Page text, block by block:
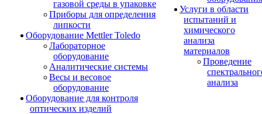
газовой среды в упаковке
Приборы для определения
липкости
Оборудование Mettler Toledo
Лабораторное
оборудование
Аналитические системы
Весы и весовое
оборудование
Оборудование для контроля
оптических изделий
Услуги в области
испытаний и
химического
анализа
материалов
Проведение
анализа